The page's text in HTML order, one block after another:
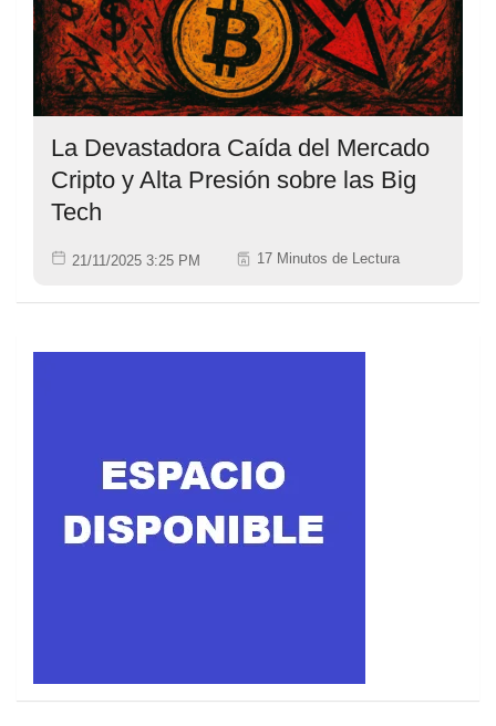
La Devastadora Caída del Mercado
Cripto y Alta Presión sobre las Big
Tech
21/11/2025 3:25 PM 17 Minutos de Lectura